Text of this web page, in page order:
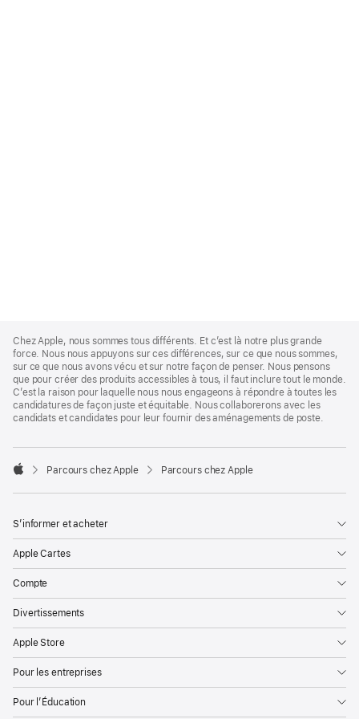
Footer
Chez Apple, nous sommes tous différents. Et c’est là notre plus grande
force. Nous nous appuyons sur ces différences, sur ce que nous sommes,
sur ce que nous avons vécu et sur notre façon de penser. Nous pensons
que pour créer des produits accessibles à tous, il faut inclure tout le monde.
C’est la raison pour laquelle nous nous engageons à répondre à toutes les
candidatures de façon juste et équitable. Nous collaborerons avec les
candidats et candidates pour leur fournir des aménagements de poste.

Parcours chez Apple Parcours chez Apple
S’informer et acheter
Apple Cartes
Compte
Divertissements
Apple Store
Pour les entreprises
Pour l’Éducation